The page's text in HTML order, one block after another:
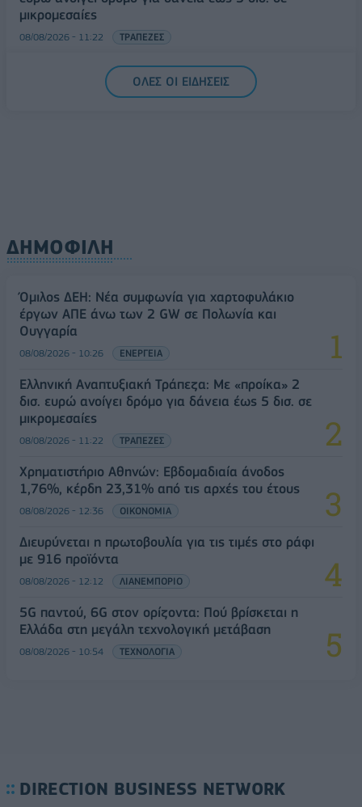
μικρομεσαίες
08/08/2026 - 11:22 ΤΡΑΠΕΖΕΣ
5G παντού, 6G στον ορίζοντα: Πού βρίσκεται η
Ελλάδα στη μεγάλη τεχνολογική μετάβαση
ΟΛΕΣ ΟΙ ΕΙΔΗΣΕΙΣ
ΔΗΜΟΦΙΛΗ
Όμιλος ΔΕΗ: Νέα συμφωνία για χαρτοφυλάκιο
έργων ΑΠΕ άνω των 2 GW σε Πολωνία και
Ουγγαρία
08/08/2026 - 10:26 ΕΝΕΡΓΕΙΑ
Ελληνική Αναπτυξιακή Τράπεζα: Με «προίκα» 2
δισ. ευρώ ανοίγει δρόμο για δάνεια έως 5 δισ. σε
μικρομεσαίες
08/08/2026 - 11:22 ΤΡΑΠΕΖΕΣ
Χρηματιστήριο Αθηνών: Εβδομαδιαία άνοδος
1,76%, κέρδη 23,31% από τις αρχές του έτους
08/08/2026 - 12:36 ΟΙΚΟΝΟΜΙΑ
Διευρύνεται η πρωτοβουλία για τις τιμές στο ράφι
με 916 προϊόντα
08/08/2026 - 12:12 ΛΙΑΝΕΜΠΟΡΙΟ
5G παντού, 6G στον ορίζοντα: Πού βρίσκεται η
Ελλάδα στη μεγάλη τεχνολογική μετάβαση
08/08/2026 - 10:54 ΤΕΧΝΟΛΟΓΙΑ
DIRECTION BUSINESS NETWORK